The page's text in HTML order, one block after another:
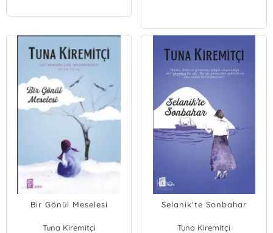
Bir Gönül Meselesi
Tuna Kiremitçi
Selanik'te Sonbahar
Tuna Kiremitçi